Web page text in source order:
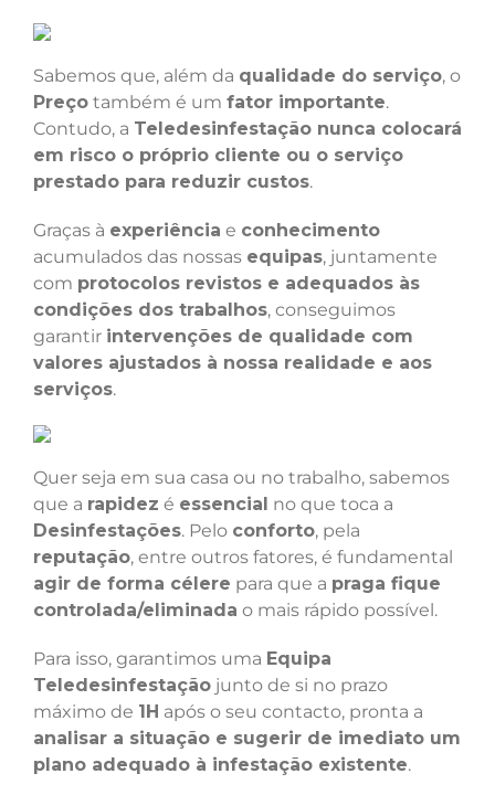
Sabemos que, além da qualidade do serviço, o
Preço também é um fator importante.
Contudo, a Teledesinfestação nunca colocará
em risco o próprio cliente ou o serviço
prestado para reduzir custos.
Graças à experiência e conhecimento
acumulados das nossas equipas, juntamente
com protocolos revistos e adequados às
condições dos trabalhos, conseguimos
garantir intervenções de qualidade com
valores ajustados à nossa realidade e aos
serviços.
Quer seja em sua casa ou no trabalho, sabemos
que a rapidez é essencial no que toca a
Desinfestações. Pelo conforto, pela
reputação, entre outros fatores, é fundamental
agir de forma célere para que a praga fique
controlada/eliminada o mais rápido possível.
Para isso, garantimos uma Equipa
Teledesinfestação junto de si no prazo
máximo de 1H após o seu contacto, pronta a
analisar a situação e sugerir de imediato um
plano adequado à infestação existente.